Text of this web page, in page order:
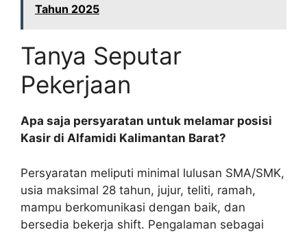
Tahun 2025
Tanya Seputar
Pekerjaan
Apa saja persyaratan untuk melamar posisi
Kasir di Alfamidi Kalimantan Barat?
Persyaratan meliputi minimal lulusan SMA/SMK,
usia maksimal 28 tahun, jujur, teliti, ramah,
mampu berkomunikasi dengan baik, dan
bersedia bekerja shift. Pengalaman sebagai